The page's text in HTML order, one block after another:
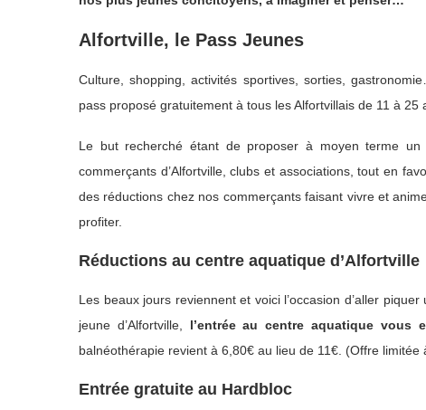
Alfortville, le Pass Jeunes
Culture, shopping, activités sportives, sorties,
pass proposé gratuitement à tous les Alfortvillais de 11 à
Le but recherché étant de proposer à moyen terme un
commerçants d’Alfortville, clubs et associations, tout en
des réductions chez nos commerçants faisant vivre et
profiter.
Réductions au centre aquatique d’Alfortville
Les beaux jours reviennent et voici l’occasion d’aller
jeune d’Alfortville, l’entrée au centre aquatique vous
balnéothérapie revient à 6,80€ au lieu de 11€. (Offre
Entrée gratuite au Hardbloc